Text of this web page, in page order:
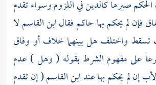
الحكم صيرها كالدين في اللزوم وسواء تقدم
فإن لم يحكم بها حاكم فقالابن القاسملا
تسقط واختلف هل بينهما خلاف أو وفاق
على مفهوم الشرط بقوله ( وهل ) عدم
إن لم يحكم بها عندابن القاسم( إن تقدم